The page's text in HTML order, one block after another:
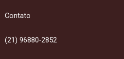
Contato
(21) 96880-2852